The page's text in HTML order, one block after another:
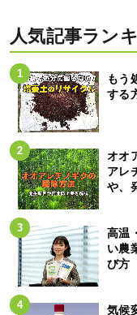
人気記事ラン
もう
する
オオ
アレ
や、
高温
い農
び方
気候